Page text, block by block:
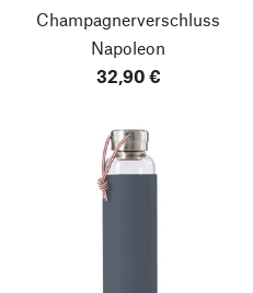
Champagnerverschluss
Napoleon
32,90 €